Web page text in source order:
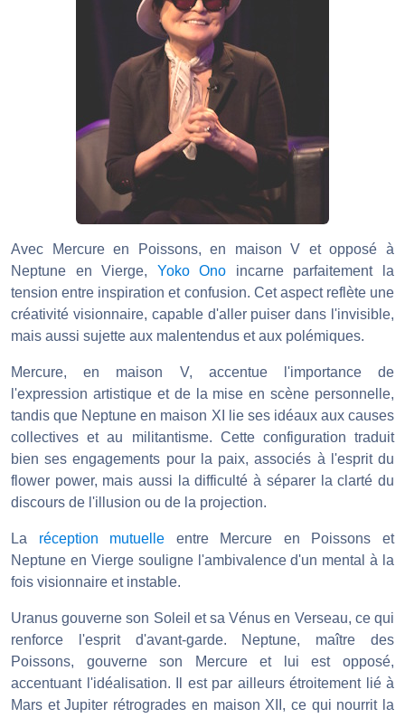
Avec Mercure en Poissons, en maison V et opposé à
Neptune en Vierge, Yoko Ono incarne parfaitement la
tension entre inspiration et confusion. Cet aspect reflète une
créativité visionnaire, capable d'aller puiser dans l'invisible,
mais aussi sujette aux malentendus et aux polémiques.
Mercure, en maison V, accentue l'importance de
l'expression artistique et de la mise en scène personnelle,
tandis que Neptune en maison XI lie ses idéaux aux causes
collectives et au militantisme. Cette configuration traduit
bien ses engagements pour la paix, associés à l'esprit du
flower power, mais aussi la difficulté à séparer la clarté du
discours de l'illusion ou de la projection.
La réception mutuelle entre Mercure en Poissons et
Neptune en Vierge souligne l'ambivalence d'un mental à la
fois visionnaire et instable.
Uranus gouverne son Soleil et sa Vénus en Verseau, ce qui
renforce l'esprit d'avant-garde. Neptune, maître des
Poissons, gouverne son Mercure et lui est opposé,
accentuant l'idéalisation. Il est par ailleurs étroitement lié à
Mars et Jupiter rétrogrades en maison XII, ce qui nourrit la